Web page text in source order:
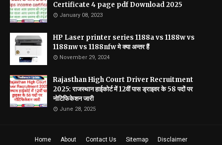
Certificate 4 page pdf Download 2025
January 08, 2023
HP Laser printer series 1188a vs 1188w vs
1188nw vs 1188nfw मे क्या अन्तर हैं
November 29, 2024
Rajasthan High Court Driver Recruitment
2025: राजस्थान हाईकोर्ट में 12वीं पास ड्राइवर के 58 पदों पर
नोटिफिकेशन जारी
June 28, 2025
Home About Contact Us Sitemap Disclaimer